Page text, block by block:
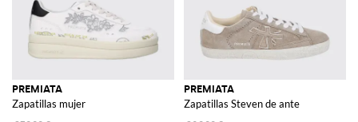
PREMIATA
Zapatillas mujer
PREMIATA
Zapatillas Steven de ante